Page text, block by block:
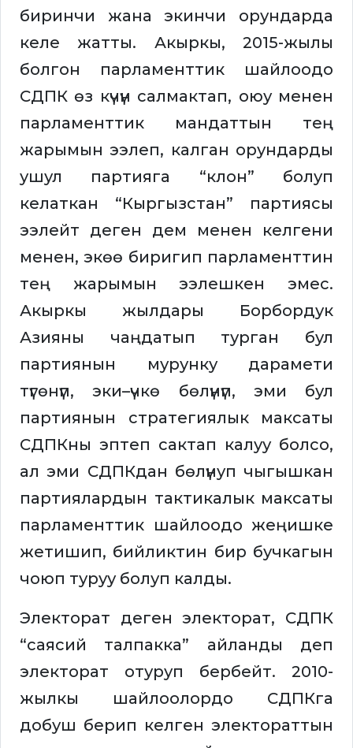
биринчи жана экинчи орундарда
келе жатты. Акыркы, 2015-жылы
болгон парламенттик шайлоодо
СДПК өз күчүн салмактап, оюу менен
парламенттик мандаттын тең
жарымын ээлеп, калган орундарды
ушул партияга “клон” болуп
келаткан “Кыргызстан” партиясы
ээлейт деген дем менен келгени
менен, экөө биригип парламенттин
тең жарымын ээлешкен эмес.
Акыркы жылдары Борбордук
Азияны чаңдатып турган бул
партиянын мурунку дарамети
түгөнүп, эки–үчкө бөлүнүп, эми бул
партиянын стратегиялык максаты
СДПКны эптеп сактап калуу болсо,
ал эми СДПКдан бөлүнуп чыгышкан
партиялардын тактикалык максаты
парламенттик шайлоодо жеңишке
жетишип, бийликтин бир бучкагын
чоюп туруу болуп калды.
Электорат деген электорат, СДПК
“саясий талпакка” айланды деп
электорат отуруп бербейт. 2010-
жылкы шайлоолордо СДПКга
добуш берип келген электораттын